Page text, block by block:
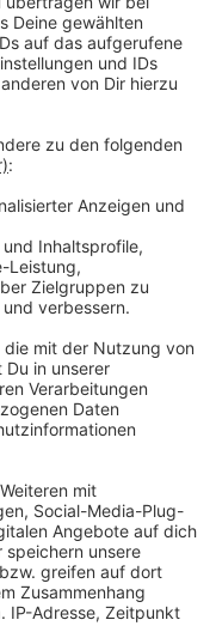
Jahrhundert in
Ihre
Thema: